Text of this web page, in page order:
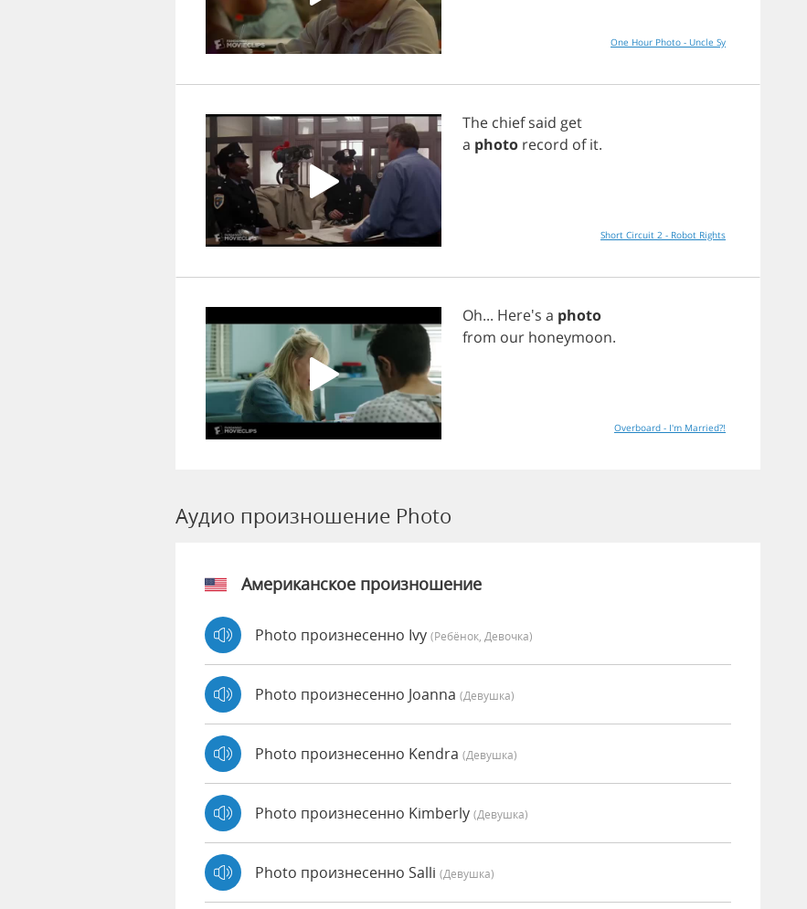
One Hour Photo - Uncle Sy
The chief said get
a photo record of it.
Short Circuit 2 - Robot Rights
Oh... Here's a photo
from our honeymoon.
Overboard - I'm Married?!
Аудио произношение Photo
Американское произношение
Photo произнесенно Ivy (Ребёнок, Девочка)
Photo произнесенно Joanna (девушка)
Photo произнесенно Kendra (девушка)
Photo произнесенно Kimberly (девушка)
Photo произнесенно Salli (девушка)